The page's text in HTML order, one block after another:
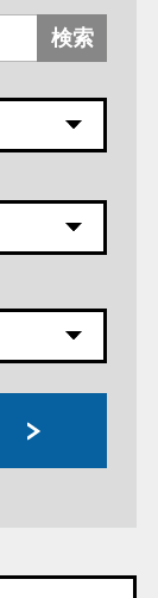
検索